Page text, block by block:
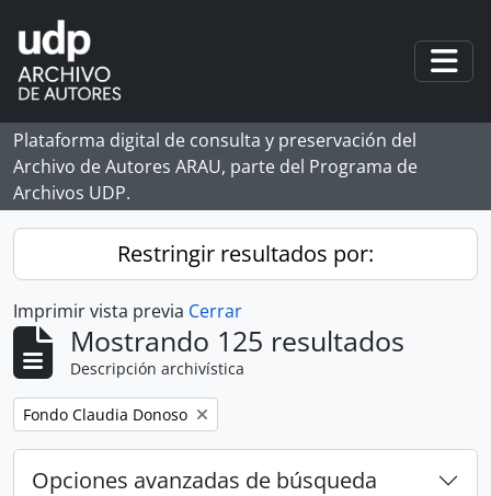
Skip to main content
Plataforma digital de consulta y preservación del
Archivo de Autores ARAU, parte del Programa de
Archivos UDP.
Restringir resultados por:
Imprimir vista previa Cerrar
Mostrando 125 resultados
Descripción archivística
Remove filter:
Fondo Claudia Donoso
Opciones avanzadas de búsqueda